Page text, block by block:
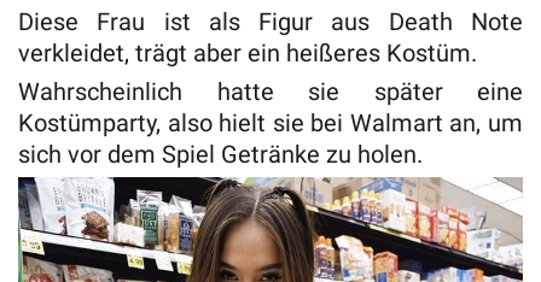
Diese Frau ist als Figur aus Death Note
verkleidet, trägt aber ein heißeres Kostüm.
Wahrscheinlich hatte sie später eine
Kostümparty, also hielt sie bei Walmart an, um
sich vor dem Spiel Getränke zu holen.